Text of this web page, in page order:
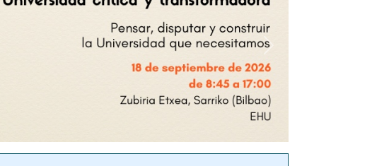
Siguiente &rsaquo;